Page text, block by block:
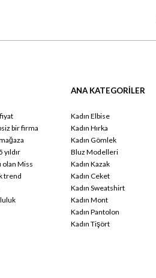
bir firma
yıldır
olan Miss
trend
ANA KATEGORİLER
Kadın Elbise
Kadın Hırka
Kadın Gömlek
Bluz Modelleri
Kadın Kazak
Kadın Ceket
Kadın Sweatshirt
Kadın Mont
Kadın Pantolon
Kadın Tişört